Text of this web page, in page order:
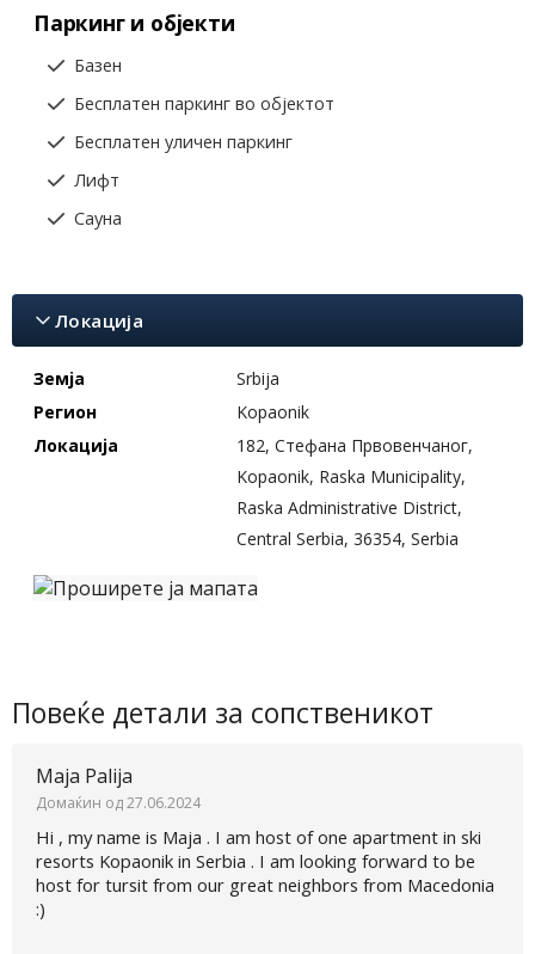
Паркинг и објекти
Базен
Бесплатен паркинг во објектот
Бесплатен уличен паркинг
Лифт
Сауна
Локација
Земја
Srbija
Регион
Kopaonik
Локација
182, Стефана Првовенчаног,
Kopaonik, Raska Municipality,
Raska Administrative District,
Central Serbia, 36354, Serbia
Повеќе детали за сопственикот
Maja Palija
Домаќин од 27.06.2024
Hi , my name is Maja . I am host of one apartment in ski
resorts Kopaonik in Serbia . I am looking forward to be
host for tursit from our great neighbors from Macedonia
:)